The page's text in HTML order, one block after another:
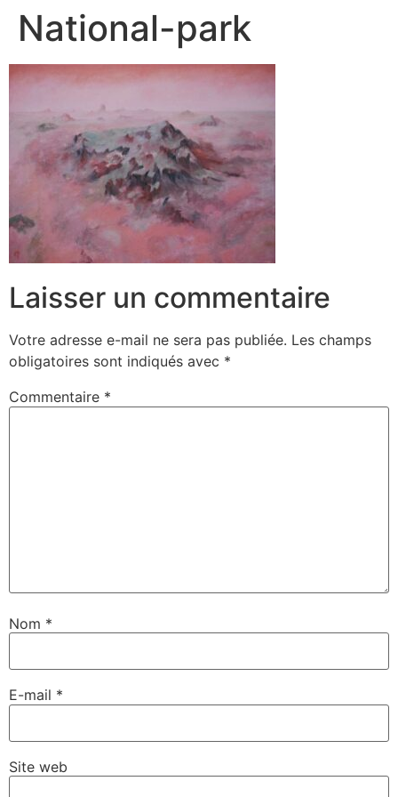
National-park
Laisser un commentaire
Votre adresse e-mail ne sera pas publiée. Les champs
obligatoires sont indiqués avec *
Commentaire *
Nom *
E-mail *
Site web